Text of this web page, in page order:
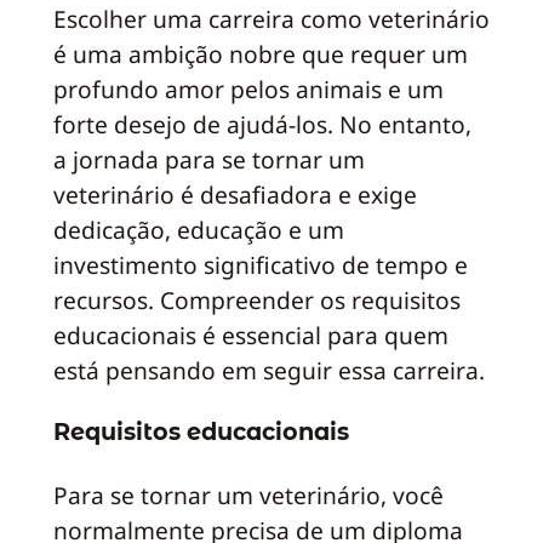
Escolher uma carreira como veterinário
é uma ambição nobre que requer um
profundo amor pelos animais e um
forte desejo de ajudá-los. No entanto,
a jornada para se tornar um
veterinário é desafiadora e exige
dedicação, educação e um
investimento significativo de tempo e
recursos. Compreender os requisitos
educacionais é essencial para quem
está pensando em seguir essa carreira.
Requisitos educacionais
Para se tornar um veterinário, você
normalmente precisa de um diploma